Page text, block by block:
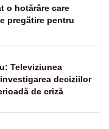
o hotărâre care
pregătire pentru
Televiziunea
deciziilor
de criză